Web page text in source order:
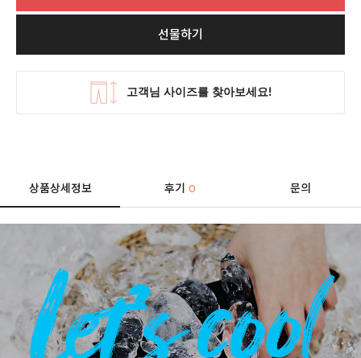
선물하기
상품상세정보 후기0 문의